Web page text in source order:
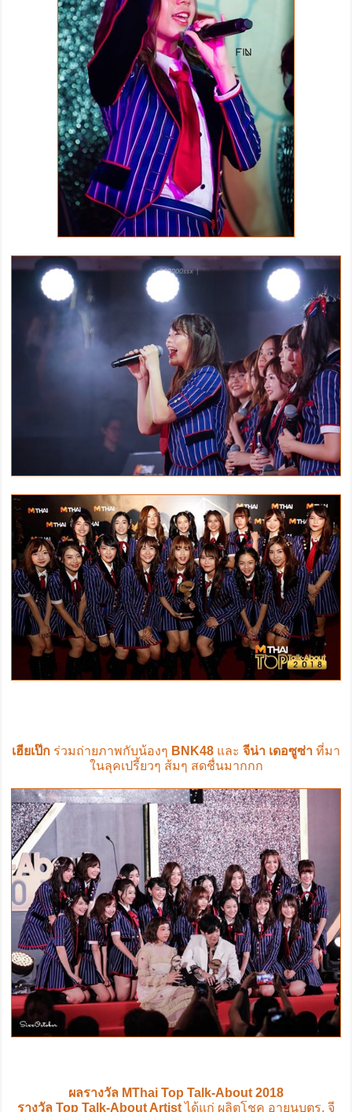
เฮียเป๊ก ร่วมถ่ายภาพกับน้องๆ BNK48 และ จีน่า เดอซูซ่า ที่มา
ในลุคเปรี้ยวๆ ส้มๆ สดชื่นมากกก
ผลรางวัล MThai Top Talk-About 2018
รางวัล Top Talk-About Artistได้แก่ ผลิตโชค อายนบุตร, จี